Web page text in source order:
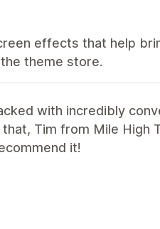
effects that help
theme store.
with incredibly
Tim from Mile High
it!